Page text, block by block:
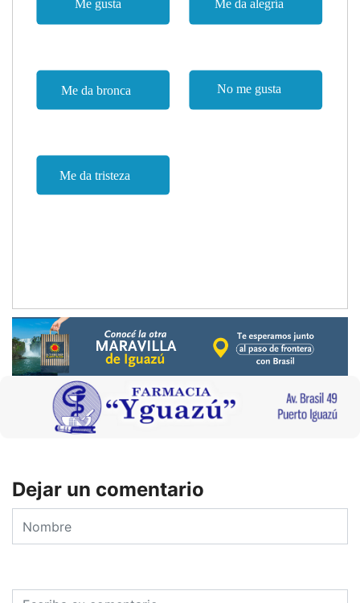
Dejar un comentario